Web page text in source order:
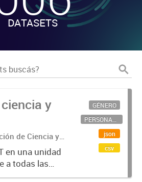
DATASETS
y
de Ciencia y
(SICYTAR)
en una unidad
a todas las
GÉNERO
PERSONAL CIENTÍFICO-TECNOLÓGICO
json
csv